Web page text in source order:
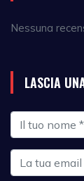
Nessuna
LASCIA